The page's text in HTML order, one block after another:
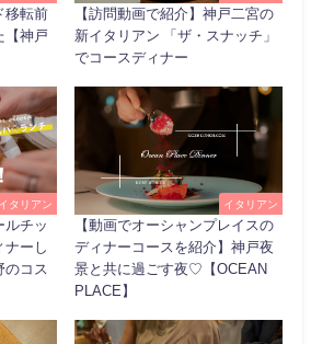
移転前
【神戸
【訪問動画で紹介】神戸二宮の
新イタリアン 「ザ・スナッチ」
でコースディナー
イタリアン
ルチッ
ナーし
のコス
イタリアン
【動画でオーシャンプレイスの
ディナーコースを紹介】神戸夜
景と共に過ごす夜♡【OCEAN
PLACE】